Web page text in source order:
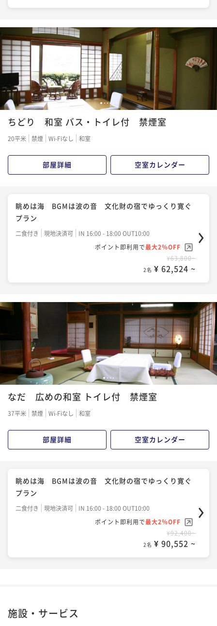
1234
ちどり 和室 バス・トイレ付 禁煙室
20平米 禁煙 Wi-Fiなし 和室
部屋詳細 空室カレンダー
眺めは海 BGMは波の音 文化財の宿でゆっくり寛ぐ
プラン
二食付き 現地決済可
IN 16:00 - 18:00 OUT10:00
ポイント即利用で最大2％OFF
¥63,800~
2名 ¥ 62,524 ~
123 4
なだ 広めの和室 トイレ付 禁煙室
37平米 禁煙 Wi-Fiなし 和室
部屋詳細 空室カレンダー
眺めは海 BGMは波の音 文化財の宿でゆっくり寛ぐ
プラン
二食付き 現地決済可
IN 16:00 - 18:00 OUT10:00
ポイント即利用で最大2％OFF
¥92,400~
2名 ¥ 90,552 ~
施設・サービス